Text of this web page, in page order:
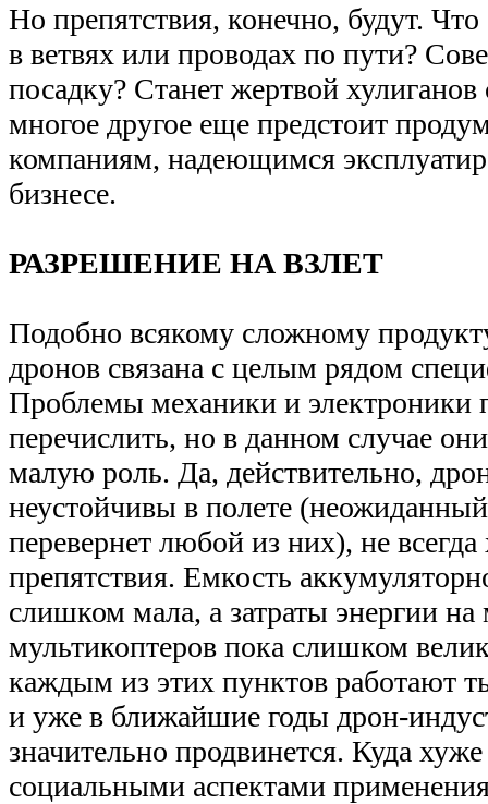
Но препятствия, конечно, будут. Что
в ветвях или проводах по пути?
посадку? Станет жертвой хулиганов
многое другое еще предстоит
компаниям, надеющимся
бизнесе.
РАЗРЕШЕНИЕ НА ВЗЛЕТ
Подобно всякому сложному
дронов связана с целым рядом
Проблемы механики и электроники
перечислить, но в данном случае
малую роль. Да, действительно,
неустойчивы в полете
перевернет любой из них), не
препятствия. Емкость
слишком мала, а затраты энергии на
мультикоптеров пока слишком
каждым из этих пунктов работают
и уже в ближайшие годы дрон-
значительно продвинется. Куда хуже
социальными аспектами